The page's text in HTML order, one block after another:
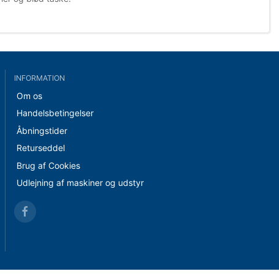
INFORMATION
Om os
Handelsbetingelser
Åbningstider
Returseddel
Brug af Cookies
Udlejning af maskiner og udstyr